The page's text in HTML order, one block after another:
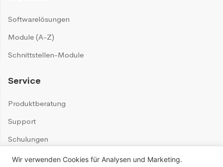
Softwarelösungen
Module (A-Z)
Schnittstellen-Module
Service
Produktberatung
Support
Schulungen
Wir verwenden Cookies für Analysen und Marketing.